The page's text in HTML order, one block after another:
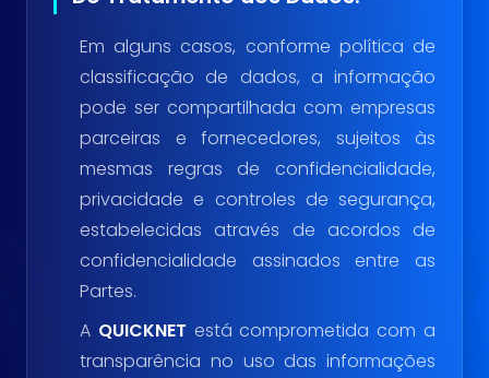
Em alguns casos, conforme política de
classificação de dados, a informação
pode ser compartilhada com empresas
parceiras e fornecedores, sujeitos às
mesmas regras de confidencialidade,
privacidade e controles de segurança,
estabelecidas através de acordos de
confidencialidade assinados entre as
Partes.
A QUICKNET está comprometida com a
transparência no uso das informações